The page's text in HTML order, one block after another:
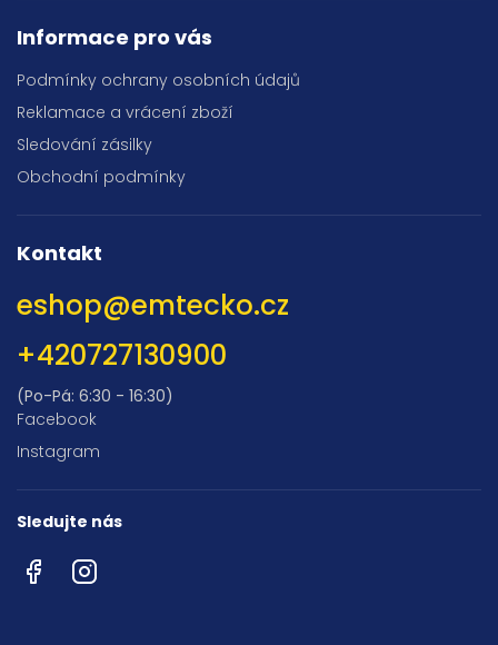
Informace pro vás
Podmínky ochrany osobních údajů
Reklamace a vrácení zboží
Sledování zásilky
Obchodní podmínky
Kontakt
eshop@emtecko.cz
+420727130900
(Po-Pá: 6:30 - 16:30)
Facebook
Instagram
Sledujte nás
FacebookInstagram